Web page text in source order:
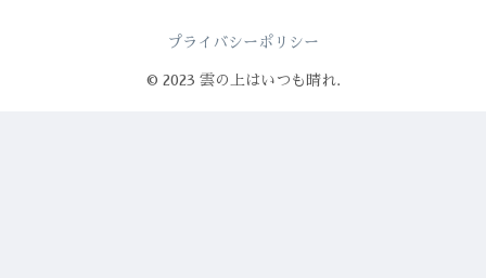
プライバシーポリシー
© 2023 雲の上はいつも晴れ.